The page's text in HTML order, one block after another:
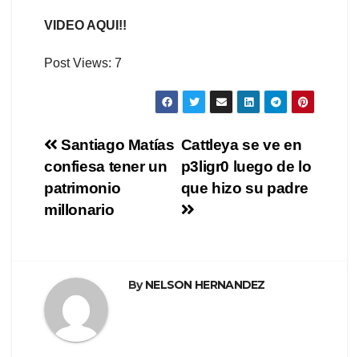
VIDEO AQUI!!
Post Views: 7
Navegación
de
entradas
Cattleya se ve en
p3ligr0 luego de lo
que hizo su padre
Santiago Matías
confiesa tener un
patrimonio
millonario
ByNELSON HERNANDEZ